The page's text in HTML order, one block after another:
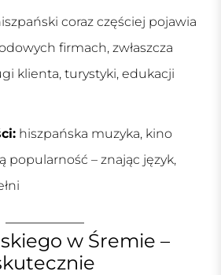
coraz częściej pojawia
firmach, zwłaszcza
klienta, turystyki, edukacji
hiszpańska muzyka, kino
popularność – znając język,
w Śremie –